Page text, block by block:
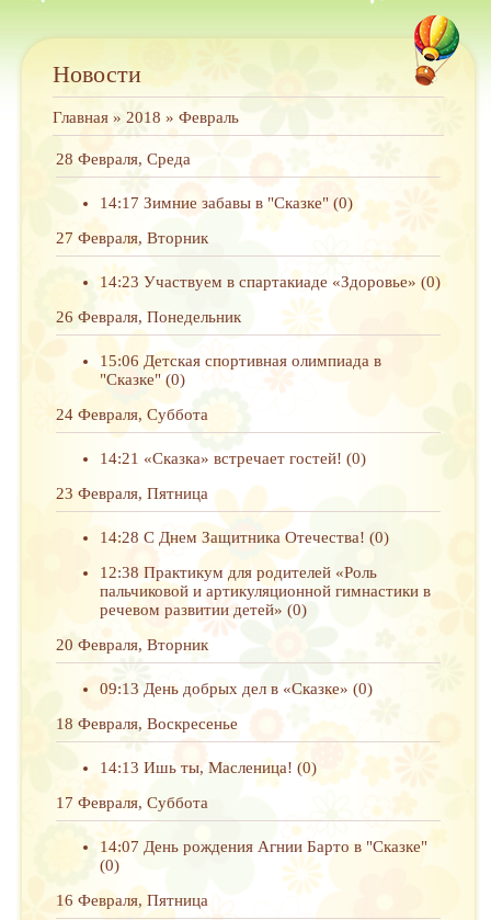
Новости
Главная » 2018 » Февраль
28 Февраля, Среда
14:17 Зимние забавы в "Сказке" (0)
27 Февраля, Вторник
14:23 Участвуем в спартакиаде «Здоровье» (0)
26 Февраля, Понедельник
15:06 Детская спортивная олимпиада в
"Сказке" (0)
24 Февраля, Суббота
14:21 «Сказка» встречает гостей! (0)
23 Февраля, Пятница
14:28 С Днем Защитника Отечества! (0)
12:38 Практикум для родителей «Роль
пальчиковой и артикуляционной гимнастики в
речевом развитии детей» (0)
20 Февраля, Вторник
09:13 День добрых дел в «Сказке» (0)
18 Февраля, Воскресенье
14:13 Ишь ты, Масленица! (0)
17 Февраля, Суббота
14:07 День рождения Агнии Барто в "Сказке"
(0)
16 Февраля, Пятница